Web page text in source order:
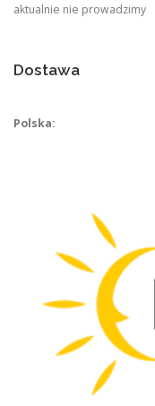
aktualnie nie prowadzimy
Dostawa
Polska: